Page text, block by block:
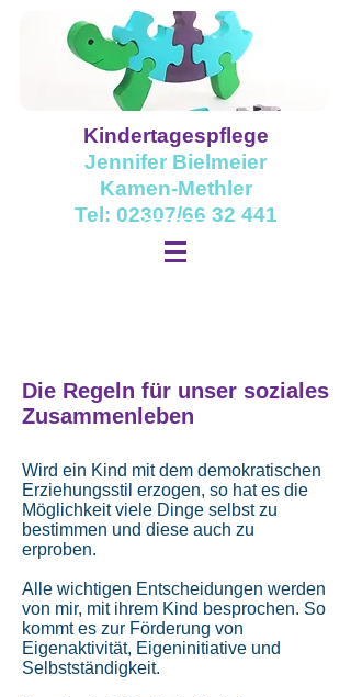
Kindertagespflege
Jennifer Bielmeier
Kamen-Methler
Tel: 02307/66 32 441
Die Regeln für unser soziales
Zusammenleben
Wird ein Kind mit dem demokratischen
Erziehungsstil erzogen, so hat es die
Möglichkeit viele Dinge selbst zu
bestimmen und diese auch zu
erproben.
Alle wichtigen Entscheidungen werden
von mir, mit ihrem Kind besprochen. So
kommt es zur Förderung von
Eigenaktivität, Eigeninitiative und
Selbstständigkeit.